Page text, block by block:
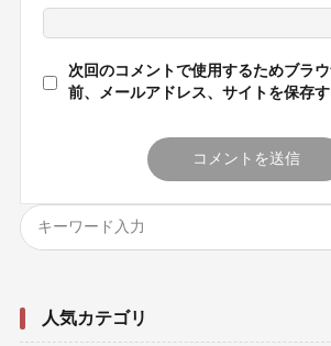
次回のコメントで使用するためブラ
前、メールアドレス、サイトを保存す
人気カテゴリ